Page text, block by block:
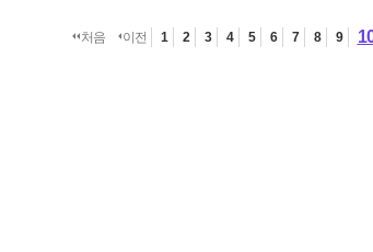
처음 이전 1 2 3 4 5 6 7 8 9